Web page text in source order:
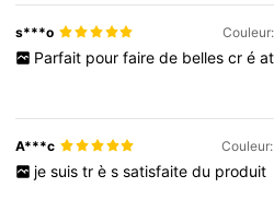
s***o
Parfait pour faire de belles cr é
A***c
je suis tr è s satisfaite du produit